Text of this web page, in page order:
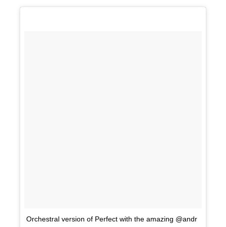
Orchestral version of Perfect with the amazing @andr